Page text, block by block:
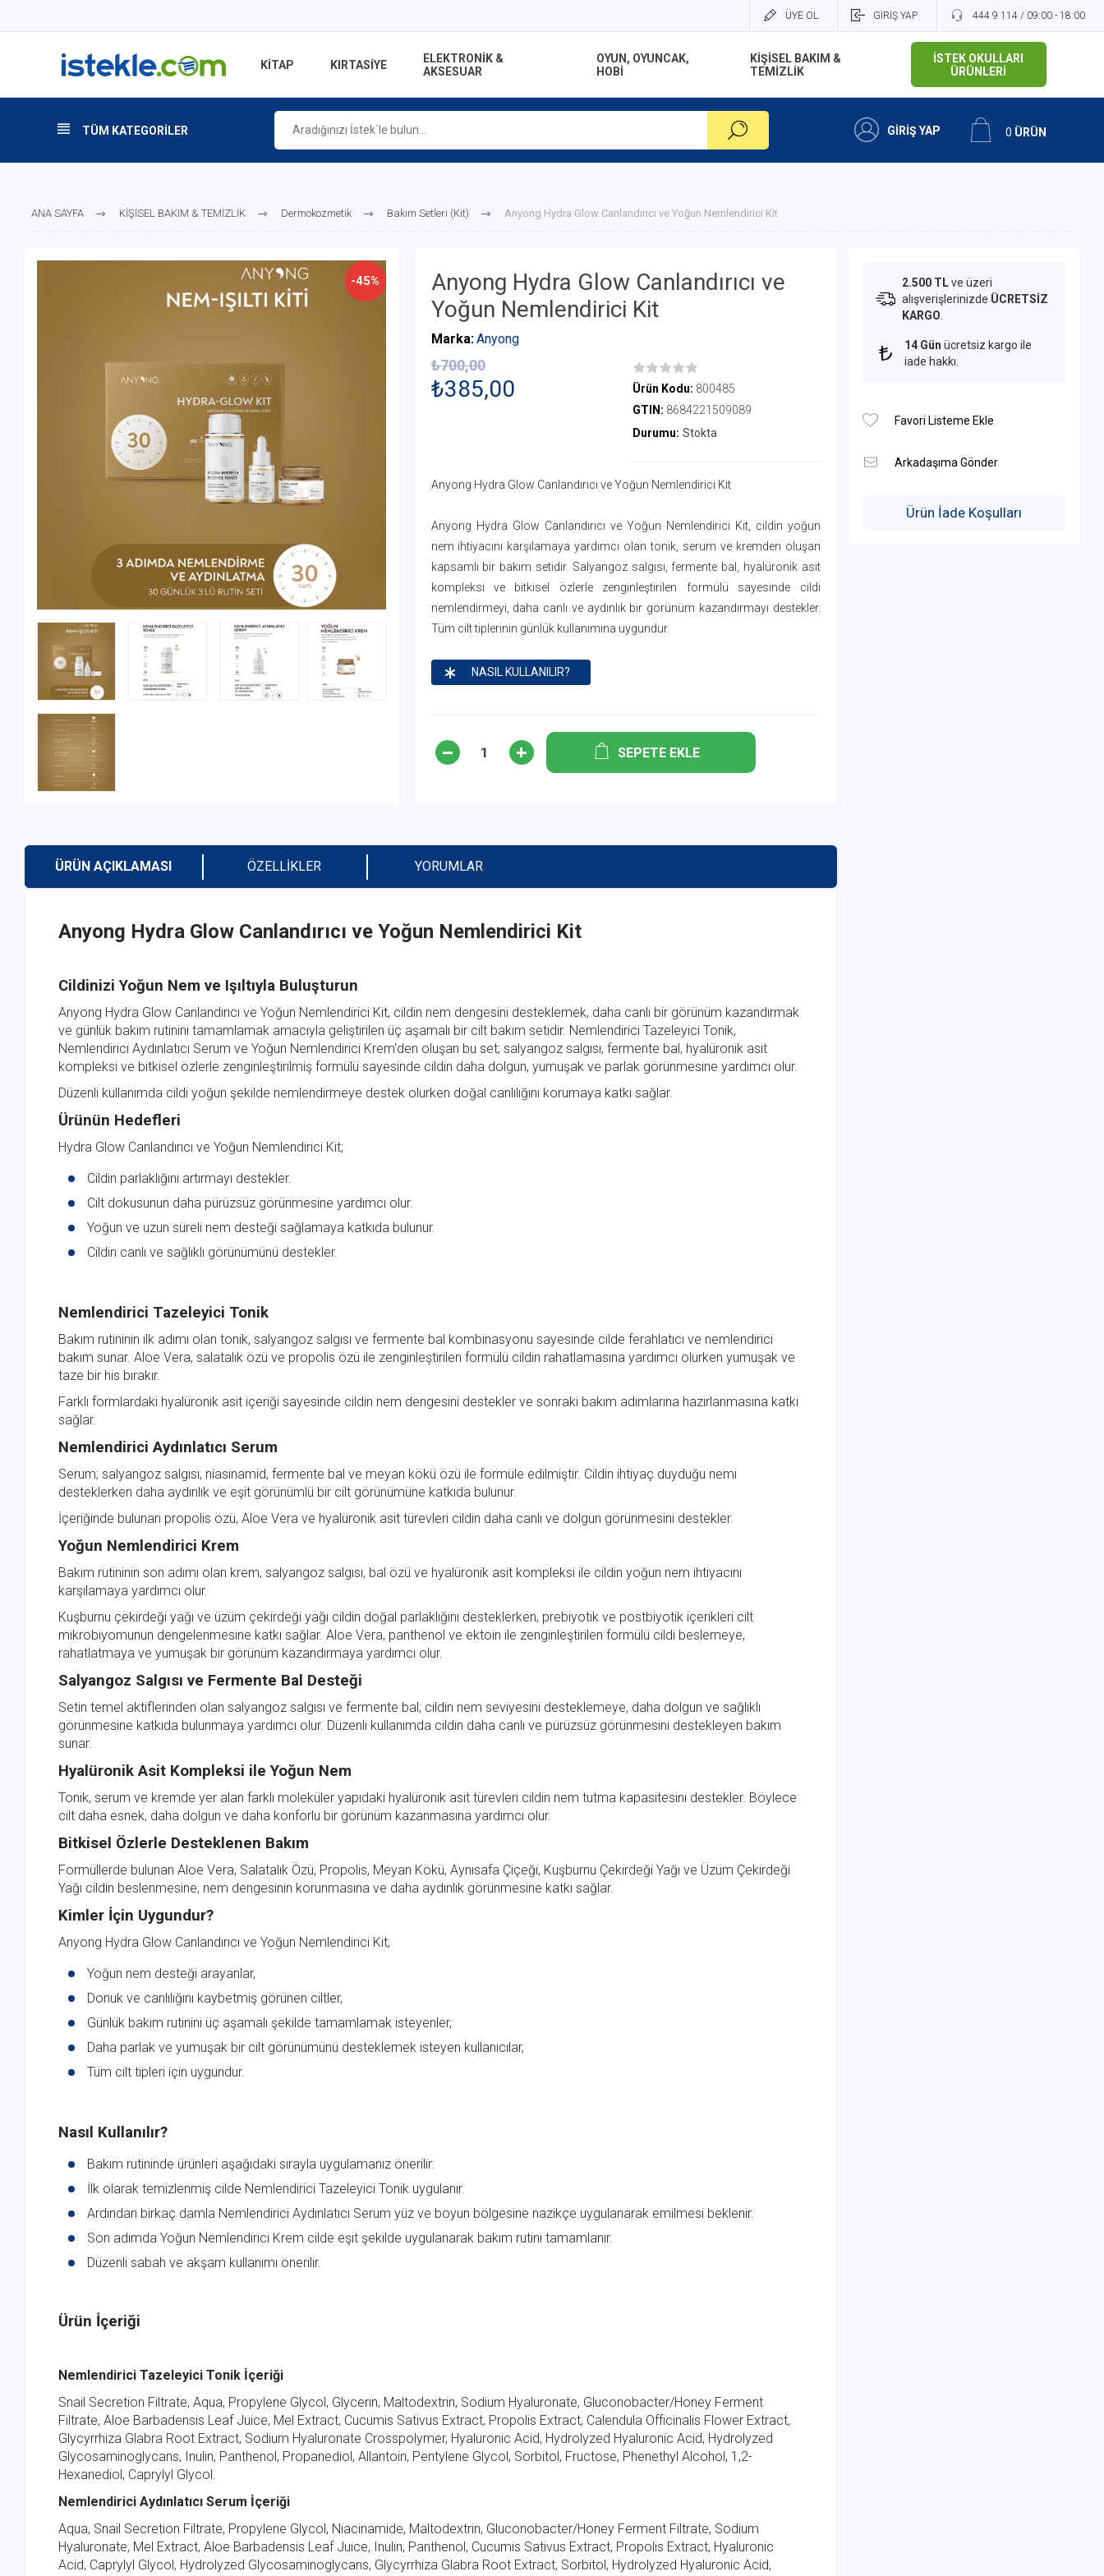
ÜYE OL GİRİŞ YAP 444 9 114 / 09:00 - 18:00
KİTAP KIRTASİYE
ELEKTRONİK &
AKSESUAR
OYUN, OYUNCAK,
HOBİ
KİŞİSEL BAKIM &
TEMİZLİK
İSTEK OKULLARI
ÜRÜNLERİ
TÜM KATEGORİLER GİRİŞ YAP 0 ÜRÜN
ANA SAYFA KİŞİSEL BAKIM & TEMİZLİK Dermokozmetik Bakım Setleri (Kit) Anyong Hydra Glow Canlandırıcı ve Yoğun Nemlendirici Kit
-45%
Anyong Hydra Glow Canlandırıcı ve
Yoğun Nemlendirici Kit
Marka:Anyong
₺385,00
₺700,00
Ürün Kodu: 800485
GTIN: 8684221509089
Durumu: Stokta
Anyong Hydra Glow Canlandırıcı ve Yoğun Nemlendirici Kit
Anyong Hydra Glow Canlandırıcı ve Yoğun Nemlendirici Kit, cildin yoğun
nem ihtiyacını karşılamaya yardımcı olan tonik, serum ve kremden oluşan
kapsamlı bir bakım setidir. Salyangoz salgısı, fermente bal, hyalüronik asit
kompleksi ve bitkisel özlerle zenginleştirilen formülü sayesinde cildi
nemlendirmeyi, daha canlı ve aydınlık bir görünüm kazandırmayı destekler.
Tüm cilt tiplerinin günlük kullanımına uygundur.
NASIL KULLANILIR?
SEPETE EKLE
ÜRÜN AÇIKLAMASI ÖZELLIKLER YORUMLAR
Anyong Hydra Glow Canlandırıcı ve Yoğun Nemlendirici Kit
Cildinizi Yoğun Nem ve Işıltıyla Buluşturun
Anyong Hydra Glow Canlandırıcı ve Yoğun Nemlendirici Kit, cildin nem dengesini desteklemek, daha canlı bir görünüm kazandırmak
ve günlük bakım rutinini tamamlamak amacıyla geliştirilen üç aşamalı bir cilt bakım setidir. Nemlendirici Tazeleyici Tonik,
Nemlendirici Aydınlatıcı Serum ve Yoğun Nemlendirici Krem'den oluşan bu set; salyangoz salgısı, fermente bal, hyalüronik asit
kompleksi ve bitkisel özlerle zenginleştirilmiş formülü sayesinde cildin daha dolgun, yumuşak ve parlak görünmesine yardımcı olur.
Düzenli kullanımda cildi yoğun şekilde nemlendirmeye destek olurken doğal canlılığını korumaya katkı sağlar.
Ürünün Hedefleri
Hydra Glow Canlandırıcı ve Yoğun Nemlendirici Kit;
Cildin parlaklığını artırmayı destekler.
Cilt dokusunun daha pürüzsüz görünmesine yardımcı olur.
Yoğun ve uzun süreli nem desteği sağlamaya katkıda bulunur.
Cildin canlı ve sağlıklı görünümünü destekler.
Nemlendirici Tazeleyici Tonik
Bakım rutininin ilk adımı olan tonik, salyangoz salgısı ve fermente bal kombinasyonu sayesinde cilde ferahlatıcı ve nemlendirici
bakım sunar. Aloe Vera, salatalık özü ve propolis özü ile zenginleştirilen formülü cildin rahatlamasına yardımcı olurken yumuşak ve
taze bir his bırakır.
Farklı formlardaki hyalüronik asit içeriği sayesinde cildin nem dengesini destekler ve sonraki bakım adımlarına hazırlanmasına katkı
sağlar.
Nemlendirici Aydınlatıcı Serum
Serum; salyangoz salgısı, niasinamid, fermente bal ve meyan kökü özü ile formüle edilmiştir. Cildin ihtiyaç duyduğu nemi
desteklerken daha aydınlık ve eşit görünümlü bir cilt görünümüne katkıda bulunur.
İçeriğinde bulunan propolis özü, Aloe Vera ve hyalüronik asit türevleri cildin daha canlı ve dolgun görünmesini destekler.
Yoğun Nemlendirici Krem
Bakım rutininin son adımı olan krem, salyangoz salgısı, bal özü ve hyalüronik asit kompleksi ile cildin yoğun nem ihtiyacını
karşılamaya yardımcı olur.
Kuşburnu çekirdeği yağı ve üzüm çekirdeği yağı cildin doğal parlaklığını desteklerken, prebiyotik ve postbiyotik içerikleri cilt
mikrobiyomunun dengelenmesine katkı sağlar. Aloe Vera, panthenol ve ektoin ile zenginleştirilen formülü cildi beslemeye,
rahatlatmaya ve yumuşak bir görünüm kazandırmaya yardımcı olur.
Salyangoz Salgısı ve Fermente Bal Desteği
Setin temel aktiflerinden olan salyangoz salgısı ve fermente bal; cildin nem seviyesini desteklemeye, daha dolgun ve sağlıklı
görünmesine katkıda bulunmaya yardımcı olur. Düzenli kullanımda cildin daha canlı ve pürüzsüz görünmesini destekleyen bakım
sunar.
Hyalüronik Asit Kompleksi ile Yoğun Nem
Tonik, serum ve kremde yer alan farklı moleküler yapıdaki hyalüronik asit türevleri cildin nem tutma kapasitesini destekler. Böylece
cilt daha esnek, daha dolgun ve daha konforlu bir görünüm kazanmasına yardımcı olur.
Bitkisel Özlerle Desteklenen Bakım
Formüllerde bulunan Aloe Vera, Salatalık Özü, Propolis, Meyan Kökü, Aynısafa Çiçeği, Kuşburnu Çekirdeği Yağı ve Üzüm Çekirdeği
Yağı cildin beslenmesine, nem dengesinin korunmasına ve daha aydınlık görünmesine katkı sağlar.
Kimler İçin Uygundur?
Anyong Hydra Glow Canlandırıcı ve Yoğun Nemlendirici Kit;
Yoğun nem desteği arayanlar,
Donuk ve canlılığını kaybetmiş görünen ciltler,
Günlük bakım rutinini üç aşamalı şekilde tamamlamak isteyenler,
Daha parlak ve yumuşak bir cilt görünümünü desteklemek isteyen kullanıcılar,
Tüm cilt tipleri için uygundur.
Nasıl Kullanılır?
Bakım rutininde ürünleri aşağıdaki sırayla uygulamanız önerilir:
İlk olarak temizlenmiş cilde Nemlendirici Tazeleyici Tonik uygulanır.
Ardından birkaç damla Nemlendirici Aydınlatıcı Serum yüz ve boyun bölgesine nazikçe uygulanarak emilmesi beklenir.
Son adımda Yoğun Nemlendirici Krem cilde eşit şekilde uygulanarak bakım rutini tamamlanır.
Düzenli sabah ve akşam kullanımı önerilir.
Ürün İçeriği
Nemlendirici Tazeleyici Tonik İçeriği
Snail Secretion Filtrate, Aqua, Propylene Glycol, Glycerin, Maltodextrin, Sodium Hyaluronate, Gluconobacter/Honey Ferment
Filtrate, Aloe Barbadensis Leaf Juice, Mel Extract, Cucumis Sativus Extract, Propolis Extract, Calendula Officinalis Flower Extract,
Glycyrrhiza Glabra Root Extract, Sodium Hyaluronate Crosspolymer, Hyaluronic Acid, Hydrolyzed Hyaluronic Acid, Hydrolyzed
Glycosaminoglycans, Inulin, Panthenol, Propanediol, Allantoin, Pentylene Glycol, Sorbitol, Fructose, Phenethyl Alcohol, 1,2-
Hexanediol, Caprylyl Glycol.
Nemlendirici Aydınlatıcı Serum İçeriği
Aqua, Snail Secretion Filtrate, Propylene Glycol, Niacinamide, Maltodextrin, Gluconobacter/Honey Ferment Filtrate, Sodium
Hyaluronate, Mel Extract, Aloe Barbadensis Leaf Juice, Inulin, Panthenol, Cucumis Sativus Extract, Propolis Extract, Hyaluronic
Acid, Caprylyl Glycol, Hydrolyzed Glycosaminoglycans, Glycyrrhiza Glabra Root Extract, Sorbitol, Hydrolyzed Hyaluronic Acid,
2.500 TLve üzeri
alışverişlerinizde ÜCRETSİZ
KARGO
14 Gün ücretsiz kargo ile
iade hakkı.
Ürün İade Koşulları